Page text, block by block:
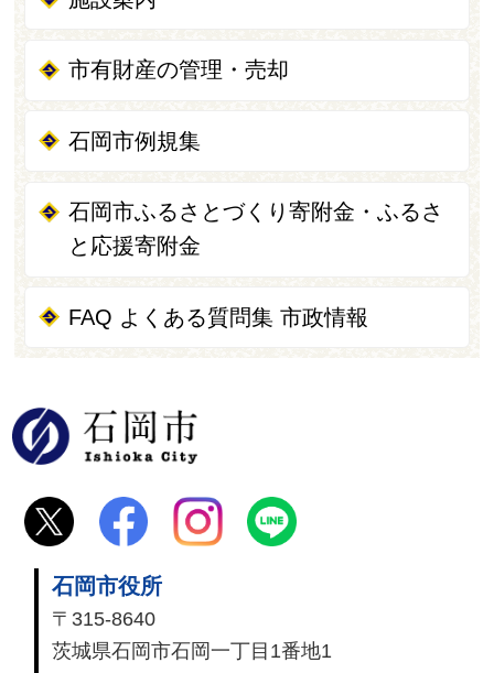
市有財産の管理・売却
石岡市例規集
石岡市ふるさとづくり寄附金・ふるさ
と応援寄附金
FAQ よくある質問集 市政情報
石岡市役所
〒315-8640
茨城県石岡市石岡一丁目1番地1